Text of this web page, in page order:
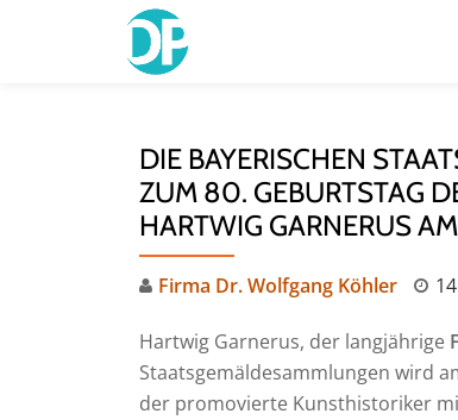
DIE BAYERISCHEN
ZUM 80. GEBURTSTAG
HARTWIG GARNERUS
Firma Dr. Wolfgang Köhler
Hartwig Garnerus, der langjährige
Staatsgemäldesammlungen wird
der promovierte Kunsthistoriker